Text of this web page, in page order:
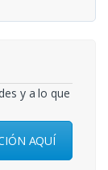
y a lo que
AQUÍ